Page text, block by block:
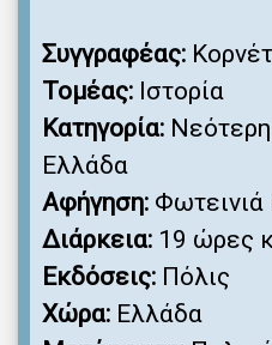
Συγγραφέας:
Τομέας: Ιστορία
Κατηγορία:
Ελλάδα
Αφήγηση: Φωτεινιά
Διάρκεια: 19 ώρες
Εκδόσεις: Πόλις
Χώρα: Ελλάδα